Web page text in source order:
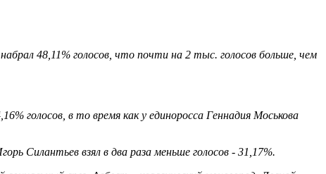
48,11% голосов, что почти на 2 тыс. голосов больше, чем
голосов, в то время как у единоросса Геннадия Моськова
Силантьев взял в два раза меньше голосов - 31,17%.